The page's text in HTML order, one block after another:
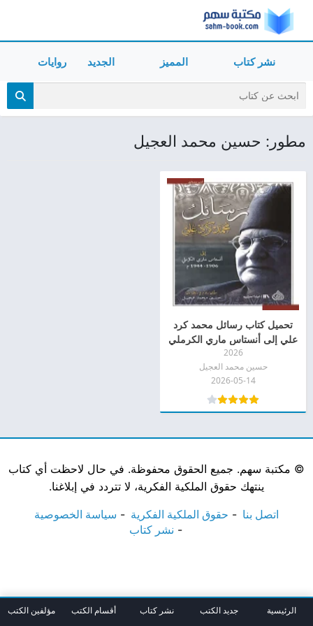
نشر كتاب المميز الجديد روايات
مطور: حسين محمد العجيل
تحميل كتاب رسائل محمد كرد
علي إلى أنستاس ماري الكرملي
pdf
2026
حسين محمد العجيل
2026-05-14
© مكتبة سهم. جميع الحقوق محفوظة. في حال لاحظت أي كتاب
ينتهك حقوق الملكية الفكرية، لا تتردد في إبلاغنا.
اتصل بنا حقوق الملكية الفكرية
سياسة الخصوصية
نشر كتاب
الرئيسية جديد الكتب نشر كتاب أقسام الكتب مؤلفين الكتب